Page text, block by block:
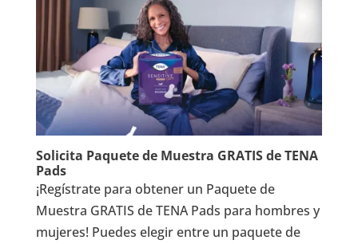
Solicita Paquete de Muestra GRATIS de TENA
Pads
¡Regístrate para obtener un Paquete de
Muestra GRATIS de TENA Pads para hombres y
mujeres! Puedes elegir entre un paquete de